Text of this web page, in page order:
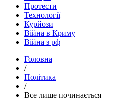
Протести
Технології
Курйози
Війна в Криму
Війна з рф
Головна
/
Політика
/
​Все лише починається